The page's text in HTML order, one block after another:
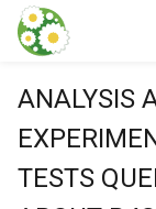
本文に飛ぶ
ANALYSIS
TESTS